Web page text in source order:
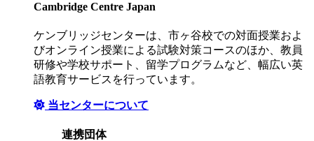
Cambridge Centre Japan
ケンブリッジセンターは、市ヶ谷校での対面授業およ
びオンライン授業による試験対策コースのほか、教員
研修や学校サポート、留学プログラムなど、幅広い英
語教育サービスを行っています。
当センターについて
連携団体